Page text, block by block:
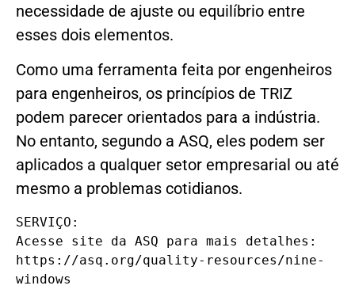
necessidade de ajuste ou equilíbrio entre
esses dois elementos.
Como uma ferramenta feita por engenheiros
para engenheiros, os princípios de TRIZ
podem parecer orientados para a indústria.
No entanto, segundo a ASQ, eles podem ser
aplicados a qualquer setor empresarial ou até
mesmo a problemas cotidianos.
SERVIÇO:
Acesse site da ASQ para mais detalhes:
https://asq.org/quality-resources/nine-
windows